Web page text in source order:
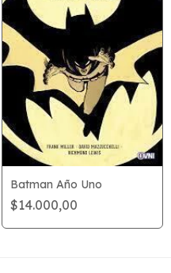
Batman Año Uno
$14.000,00